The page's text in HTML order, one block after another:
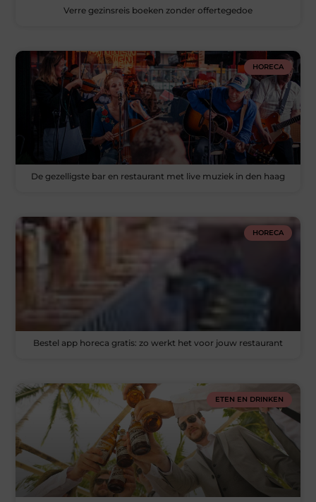
Verre gezinsreis boeken zonder offertegedoe
HORECA
De gezelligste bar en restaurant met live muziek in den haag
HORECA
Bestel app horeca gratis: zo werkt het voor jouw restaurant
ETEN EN DRINKEN